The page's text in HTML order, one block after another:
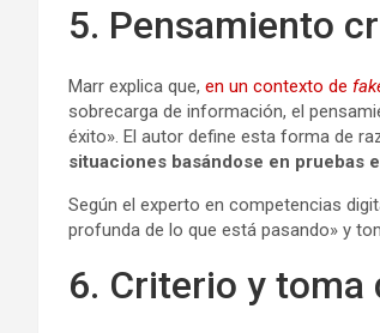
5. Pensamiento
Marr explica que, en un contexto de
sobrecarga de información, el
éxito». El autor define esta forma de
situaciones basándose en pruebas
Según el experto en competencias
profunda de lo que está pasando» y
6. Criterio y toma